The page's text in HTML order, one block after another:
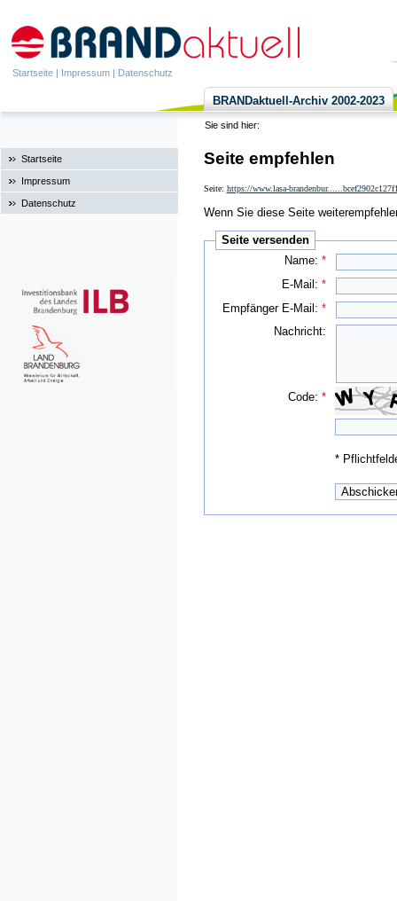
Startseite | Impressum | Datenschutz
BRANDaktuell-Archiv 2002-2023
Sie sind hier:
Startseite
Impressum
Datenschutz
Seite empfehlen
Seite: https://www.lasa-
Wenn Sie diese Seite
Seite versenden
Name:*
E-Mail:*
Empfänger E-Mail:*
Nachricht:
Code:*
*